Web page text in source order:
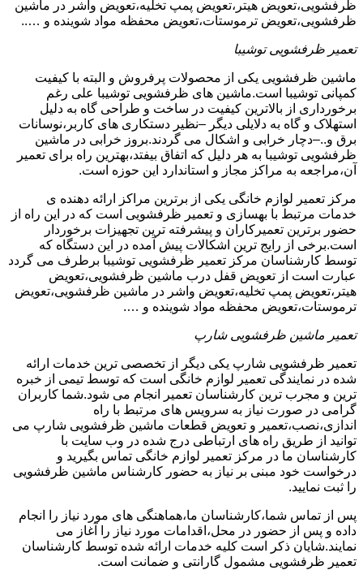
ظرفشویی،تعویض هیتر،تعویض پمپ تخلیه،تعویض واشر در ماشین
ظرفشویی،تعویض ترموستات،تعویض محفظه مواد شوینده و …..
تعمیر ظرفشویی توشیبا
ماشین ظرفشویی یکی از محصولات پرفروش و البته با کیفیت
کمپانی توشیبا است.ماشین های ظرفشویی توشیبا علی رغم
برخورداری از بالاترین کیفیت در ساخت و طراحی گاه به دلیل
استهلاک و گاه به دلایلی دیگر –نظیر دستکاری های کاربر،نوسانات
برق و..–دچار خرابی و اشکال می گردند.بروز خرابی در ماشین
ظرفشویی توشیبا به هر دلیل که اتفاق بیفتد،بهترین راه برای تعمیر
آن،مراجعه به مراکز مجاز و استاندارد این حوزه است.
مرکز تعمیر لوازم خانگی یکی از برترین مراکز ارائه دهنده ی
خدمات مرتبط با بهسازی و تعمیر ظرفشویی است که در این راه از
حضور برترین تعمیرکاران و پیشرفته ترین تجهیزات برخوردار
است.برخی از رایج ترین اشکالات پیش آمده در این دستگاه که
توسط کارشناسان مرکز تعمیر ظرفشویی توشیبا برطرف می گردد
عبارت است از تعویض قفل درب ماشین ظرفشویی،تعویض
هیتر،تعویض پمپ تخلیه،تعویض واشر در ماشین ظرفشویی،تعویض
ترموستات،تعویض محفظه مواد شوینده و ….
تعمیر ماشین ظرفشویی شارپ
تعمیر ظرفشویی شارپ یکی دیگر از تخصصی ترین خدمات ارائه
شده در نمایندگی تعمیر لوازم خانگی است که توسط تیمی از خبره
ترین و مجرب ترین کارشناسان تعمیر انجام می شود.شما کاربران
گرامی در صورت نیاز به سرویس های مرتبط با راه
اندازی،نصب،تعمیر و تعویض قطعات ماشین ظرفشویی شارپ می
توانید از طریق راه های ارتباطی درج شده در وب سایت با
کارشناسان ما در مرکز تعمیر لوازم خانگی تماس بگیرید و
درخواست خود مبنی بر نیاز به حضور کارشناس ماشین ظرفشویی
را ثبت نمایید.
پس از تماس شما،کارشناسان ما،هماهنگی های مورد نیاز را انجام
داده و پس از حضور در محل،اقدامات مورد نیاز را آغاز می
نمایند.شایان ذکر است کلیه خدمات ارائه شده توسط کارشناسان
تعمیر ظرفشویی مشمول گارانتی و ضمانت است.